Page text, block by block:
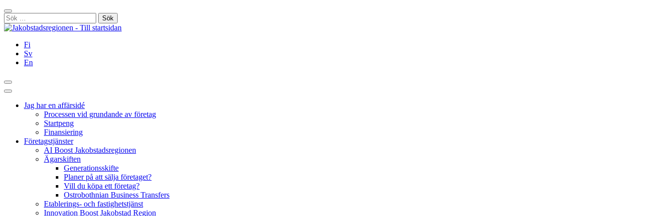
Hoppa
till
innehållet
Stäng
Sök
efter:
Fi
Sv
En
Sök
Huvudmeny
Jag har en affärsidé
Processen vid grundande av företag
Startpeng
Finansiering
Företagstjänster
AI Boost Jakobstadsregionen
Ägarskiften
Generationsskifte
Planer på att sälja företaget?
Vill du köpa ett företag?
Ostrobothnian Business Transfers
Etablerings- och fastighetstjänst
Innovation Boost Jakobstad Region